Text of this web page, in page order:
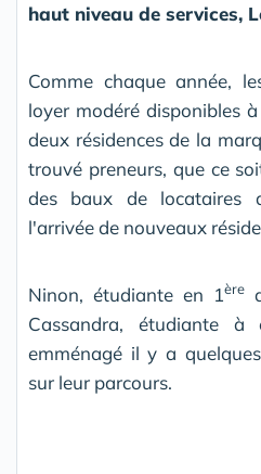
haut niveau de services,
Comme chaque année,
loyer modéré disponibles
deux résidences de la
trouvé preneurs, que ce
des baux de locataires
l'arrivée de nouveaux
Ninon, étudiante en 1ère
Cassandra, étudiante
emménagé il y a
sur leur parcours.